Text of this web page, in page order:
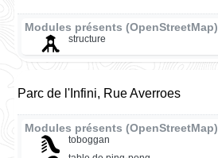
Modules présents (OpenStreetMap)
structure
Parc de l'Infini, Rue Averroes
Modules présents (OpenStreetMap)
toboggan